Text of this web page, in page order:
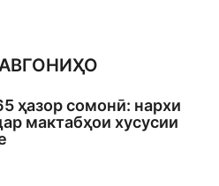
ҳазор сомонӣ: нархи
мактабҳои хусусии